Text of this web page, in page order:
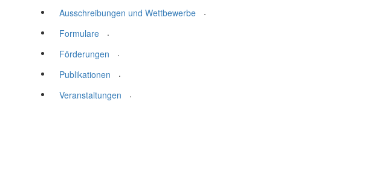
Ausschreibungen und Wettbewerbe
.
Formulare
.
Förderungen
.
Publikationen
.
Veranstaltungen
.